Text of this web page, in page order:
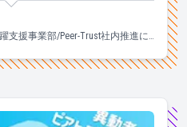
支援事業部/Peer-Trust社内推進に